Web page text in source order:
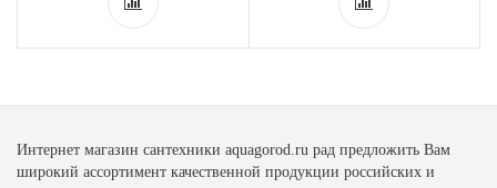
Интернет магазин сантехники aquagorod.ru рад предложить Вам
широкий ассортимент качественной продукции российских и